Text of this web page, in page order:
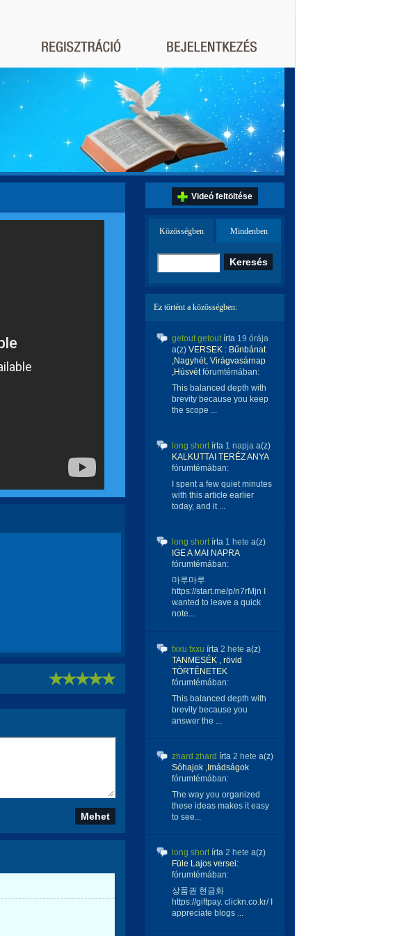
Videó feltöltése
Közösségben Mindenben
Ez történt a közösségben:
getout getoutírta 19 órája
a(z) VERSEK : Bűnbánat
,Nagyhét, Virágvasárnap
,Húsvétfórumtémában:
This balanced depth with
brevity because you keep
the scope ...
long shortírta 1 napja a(z)
KALKUTTAI TERÉZ ANYA
fórumtémában:
I spent a few quiet minutes
with this article earlier
today, and it ...
long shortírta 1 hete a(z)
IGE A MAI NAPRA
fórumtémában:
마루마루
https://start.me/p/n7rMjn I
wanted to leave a quick
note...
fxxu fxxu írta 2 hete a(z)
TANMESÉK , rövid
TÖRTÉNETEK
fórumtémában:
This balanced depth with
brevity because you
answer the ...
zhard zhard írta 2 hete a(z)
Sóhajok ,Imádságok
fórumtémában:
The way you organized
these ideas makes it easy
to see...
long shortírta 2 hete a(z)
Füle Lajos versei:
fórumtémában:
상품권 현금화
https://giftpay. clickn.co.kr/ I
appreciate blogs ...